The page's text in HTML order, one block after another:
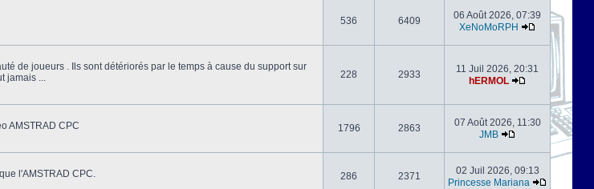
536 6409
06 Août 2026, 07:39
XeNoMoRPH
de joueurs . Ils sont détériorés par le temps à cause du support sur
jamais ...
228 2933
11 Juil 2026, 20:31
hERMOL
AMSTRAD CPC
1796 2863
07 Août 2026, 11:30
JMB
l'AMSTRAD CPC.
286 2371
02 Juil 2026, 09:13
Princesse Mariana